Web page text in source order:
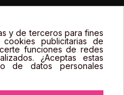
logotipos y fotos de
de sus propietarios y
informativo.
y de terceros para fines
publicitarias de
funciones de redes
¿Aceptas estas
de datos personales